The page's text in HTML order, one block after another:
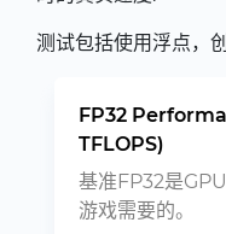
测试包括使用浮点，
FP32
TFLOPS)
基准FP32是
游戏需要的。